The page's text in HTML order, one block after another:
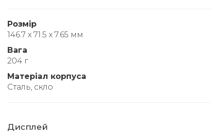
Розмір
146.7 x 71.5 x 7.65 мм
Вага
204 г
Матеріал корпуса
Сталь, скло
Дисплей